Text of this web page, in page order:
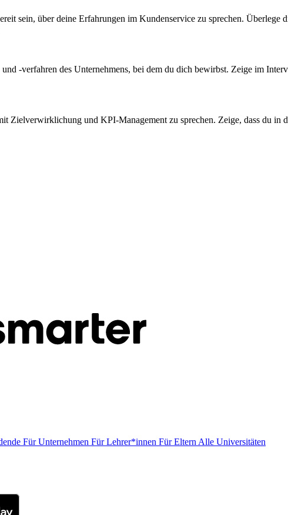
sein, über deine Erfahrungen im Kundenservice zu sprechen.
-verfahren des Unternehmens, bei dem du dich bewirbst. Zeige im
Zielverwirklichung und KPI-Management zu sprechen. Zeige, dass du in
Für Unternehmen Für Lehrer*innen Für Eltern Alle Universitäten